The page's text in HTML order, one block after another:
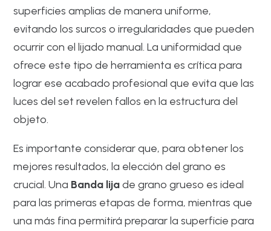
superficies amplias de manera uniforme,
evitando los surcos o irregularidades que pueden
ocurrir con el lijado manual. La uniformidad que
ofrece este tipo de herramienta es crítica para
lograr ese acabado profesional que evita que las
luces del set revelen fallos en la estructura del
objeto.
Es importante considerar que, para obtener los
mejores resultados, la elección del grano es
crucial. Una Banda lijade grano grueso es ideal
para las primeras etapas de forma, mientras que
una más fina permitirá preparar la superficie para